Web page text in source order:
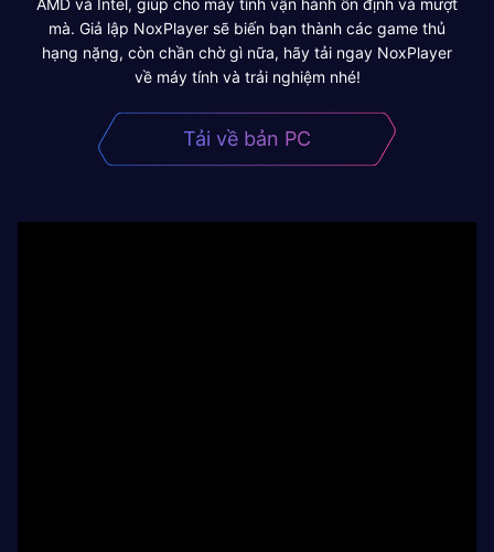
mà. Giả lập NoxPlayer sẽ biến bạn thành các game thủ
hạng nặng, còn chần chờ gì nữa, hãy tải ngay NoxPlayer
về máy tính và trải nghiệm nhé!
Tải về bản PC